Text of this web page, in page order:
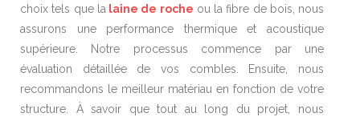
choix tels que la laine de roche ou la fibre de bois, nous
assurons une performance thermique et acoustique
supérieure. Notre processus commence par une
évaluation détaillée de vos combles. Ensuite, nous
recommandons le meilleur matériau en fonction de votre
structure. À savoir que tout au long du projet, nous